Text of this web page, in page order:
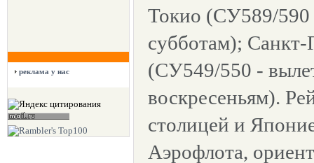
реклама у нас
Токио (СУ589/590
субботам); Санкт-
(СУ549/550 -
воскресеньям).
столицей и
Аэрофлота,